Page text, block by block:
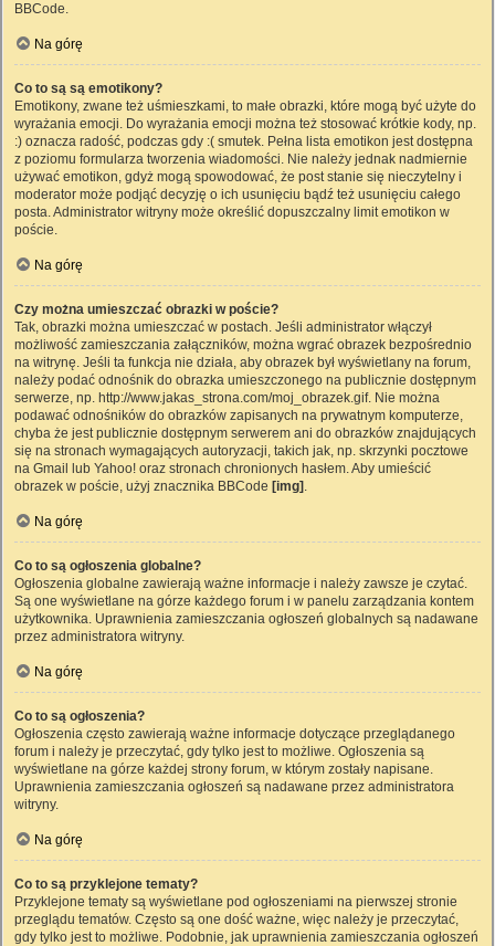
BBCode.
Na górę
Co to są są emotikony?
Emotikony, zwane też uśmieszkami, to małe obrazki, które mogą być użyte do
wyrażania emocji. Do wyrażania emocji można też stosować krótkie kody, np.
:) oznacza radość, podczas gdy :( smutek. Pełna lista emotikon jest dostępna
z poziomu formularza tworzenia wiadomości. Nie należy jednak nadmiernie
używać emotikon, gdyż mogą spowodować, że post stanie się nieczytelny i
moderator może podjąć decyzję o ich usunięciu bądź też usunięciu całego
posta. Administrator witryny może określić dopuszczalny limit emotikon w
poście.
Na górę
Czy można umieszczać obrazki w poście?
Tak, obrazki można umieszczać w postach. Jeśli administrator włączył
możliwość zamieszczania załączników, można wgrać obrazek bezpośrednio
na witrynę. Jeśli ta funkcja nie działa, aby obrazek był wyświetlany na forum,
należy podać odnośnik do obrazka umieszczonego na publicznie dostępnym
serwerze, np. http://www.jakas_strona.com/moj_obrazek.gif. Nie można
podawać odnośników do obrazków zapisanych na prywatnym komputerze,
chyba że jest publicznie dostępnym serwerem ani do obrazków znajdujących
się na stronach wymagających autoryzacji, takich jak, np. skrzynki pocztowe
na Gmail lub Yahoo! oraz stronach chronionych hasłem. Aby umieścić
obrazek w poście, użyj znacznika BBCode [img] .
Na górę
Co to są ogłoszenia globalne?
Ogłoszenia globalne zawierają ważne informacje i należy zawsze je czytać.
Są one wyświetlane na górze każdego forum i w panelu zarządzania kontem
użytkownika. Uprawnienia zamieszczania ogłoszeń globalnych są nadawane
przez administratora witryny.
Na górę
Co to są ogłoszenia?
Ogłoszenia często zawierają ważne informacje dotyczące przeglądanego
forum i należy je przeczytać, gdy tylko jest to możliwe. Ogłoszenia są
wyświetlane na górze każdej strony forum, w którym zostały napisane.
Uprawnienia zamieszczania ogłoszeń są nadawane przez administratora
witryny.
Na górę
Co to są przyklejone tematy?
Przyklejone tematy są wyświetlane pod ogłoszeniami na pierwszej stronie
przeglądu tematów. Często są one dość ważne, więc należy je przeczytać,
gdy tylko jest to możliwe. Podobnie, jak uprawnienia zamieszczania ogłoszeń